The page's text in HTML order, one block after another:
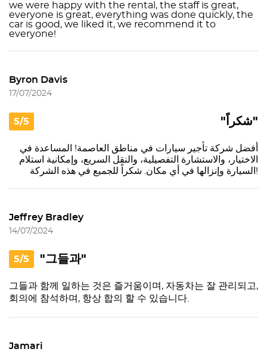
we were happy with the rental, the staff is great,
everyone is great, everything was done quickly, the
car is good, we liked it, we recommend it to
everyone!
Byron Davis
17/07/2024
5/5 "شكراً"
أفضل شركة تأجير سيارات في مناطق العاصمة! المساعدة في
الاختيار، والاستشارة التفصيلية، والنقل السريع، وإمكانية استلام
السيارة وإنزالها في أي مكان. شكراً للجميع في هذه الشركة!
Jeffrey Bradley
14/07/2024
5/5 "그들과"
그들과 함께 일하는 것은 즐거움이며, 자동차는 잘 관리되고,
회의에 참석하며, 항상 합의 할 수 있습니다.
Jamari